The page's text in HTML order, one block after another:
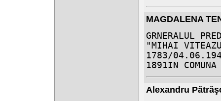
MAGDALENA
GRNERALUL
"MIHAI
1783/
1891IN
Alexandru